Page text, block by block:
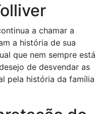
a chamar a
a história de sua
que nem sempre está
de desvendar as
pela história da família